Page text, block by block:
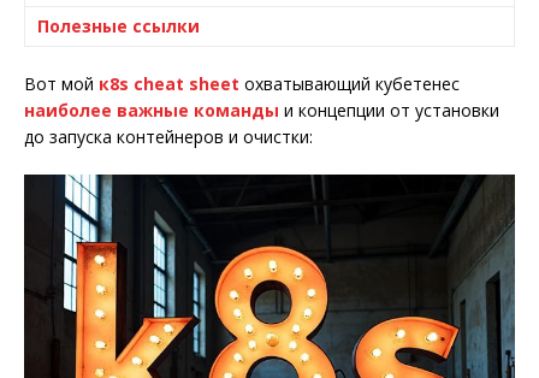
Полезные ссылки
Вот мой к8s cheat sheet охватывающий кубетенес
наиболее важные команды и концепции от установки
до запуска контейнеров и очистки: